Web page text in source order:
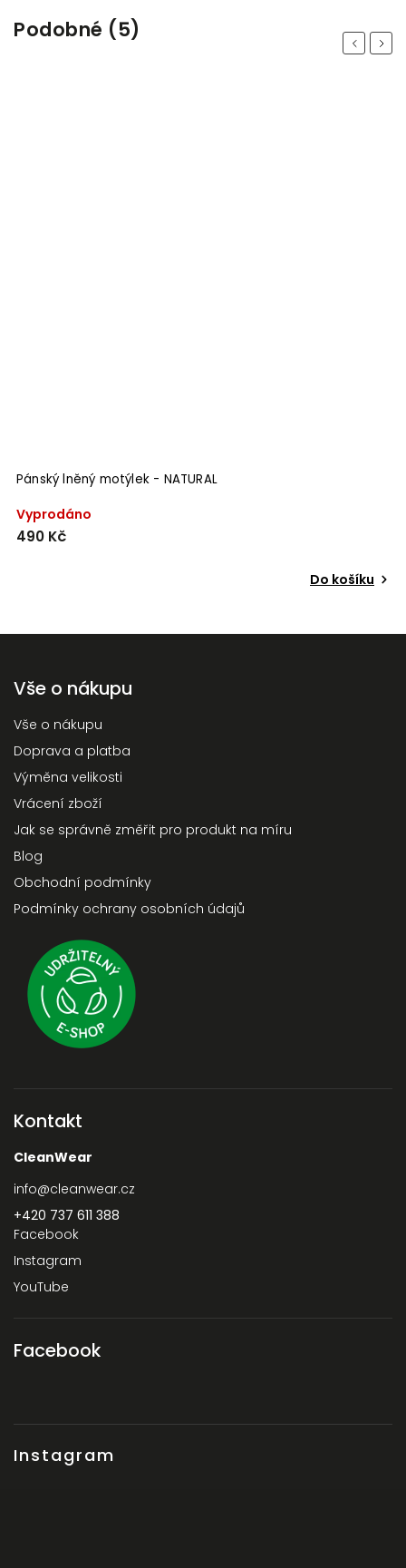
Podobné (5) Previous
Pánský lněný motýlek - NATURAL
Vyprodáno
490 Kč
Do košíku
Next
Instagram
Vše o nákupu
Vše o nákupu
Doprava a platba
Výměna velikosti
Vrácení zboží
Jak se správně změřit pro produkt na míru
Blog
Obchodní podmínky
Podmínky ochrany osobních údajů
Kontakt
CleanWear
info@cleanwear.cz
+420 737 611 388‬
Facebook
Instagram
YouTube
Facebook